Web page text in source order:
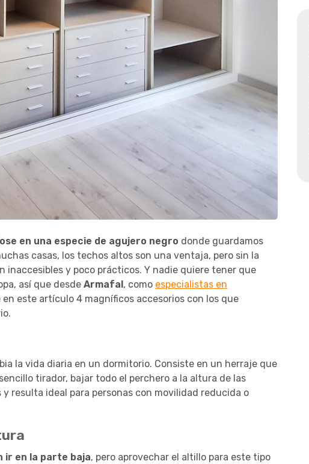
en una especie de agujero negro donde guardamos
casas, los techos altos son una ventaja, pero sin la
inaccesibles y poco prácticos. Y nadie quiere tener que
así que desdeArmafal , como especialistas en
este artículo 4 magníficos accesorios con los que
la vida diaria en un dormitorio. Consiste en un herraje que
tirador, bajar todo el perchero a la altura de las
resulta ideal para personas con movilidad reducida o
ir en la parte baja, pero aprovechar el altillo para este tipo